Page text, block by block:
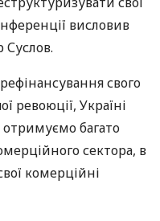
висловив
Суслов.
свого
ревоюції, Україні
багато
сектора, в
комерційні